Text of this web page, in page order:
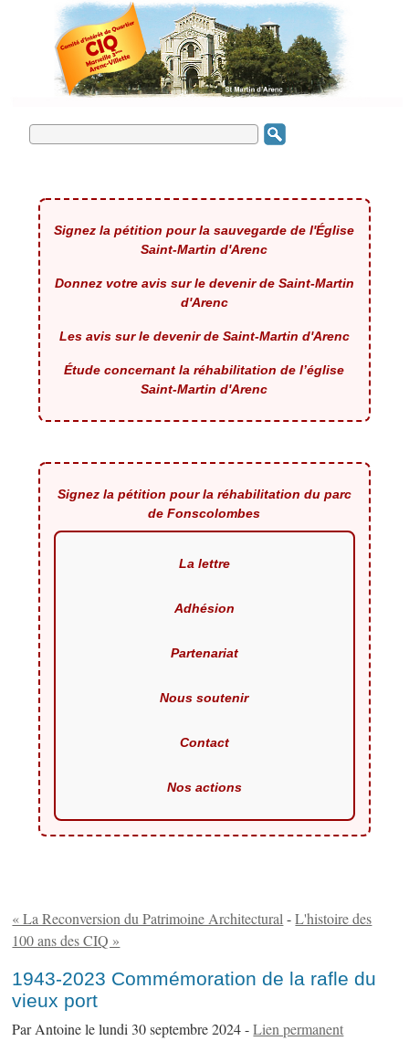
Signez la pétition pour la sauvegarde de l'Église
Saint-Martin d'Arenc
Donnez votre avis sur le devenir de Saint-Martin
d'Arenc
Les avis sur le devenir de Saint-Martin d'Arenc
Étude concernant la réhabilitation de l’église
Saint-Martin d'Arenc
Signez la pétition pour la réhabilitation du parc
de Fonscolombes
La lettre
Adhésion
Partenariat
Nous soutenir
Contact
Nos actions
« La Reconversion du Patrimoine Architectural - L'histoire des
100 ans des CIQ »
1943-2023 Commémoration de la rafle du
vieux port
Par Antoine le lundi 30 septembre 2024 -Lien permanent